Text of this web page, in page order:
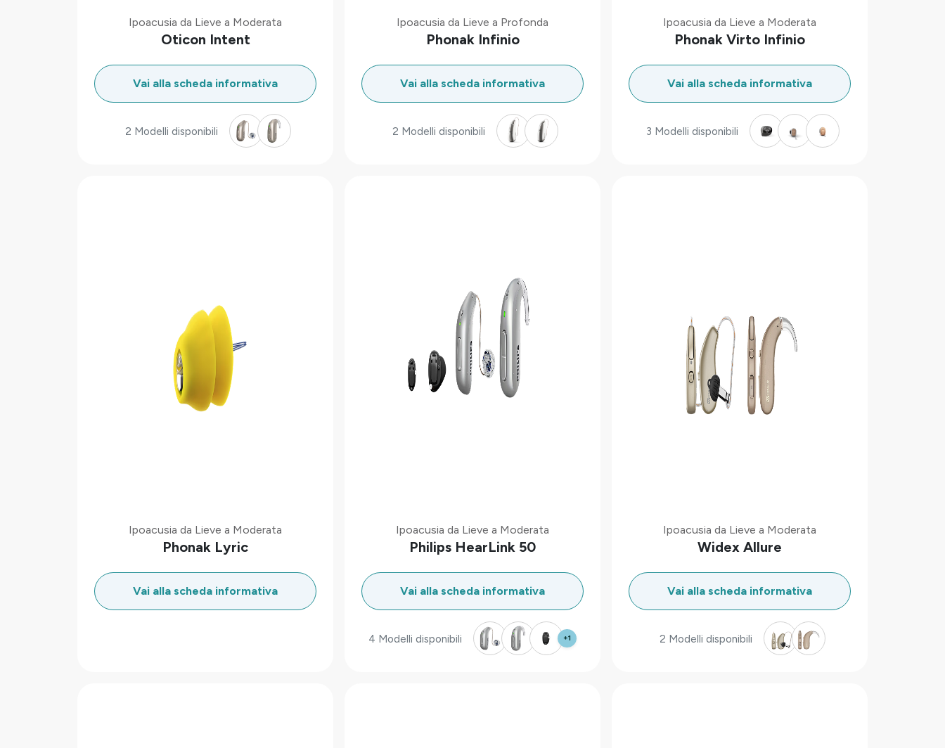
Ipoacusia da Lieve a Moderata
Oticon Intent
Vai alla scheda informativa
2 Modelli disponibili
Ipoacusia da Lieve a Profonda
Phonak Infinio
Vai alla scheda informativa
2 Modelli disponibili
Ipoacusia da Lieve a Moderata
Phonak Virto Infinio
Vai alla scheda informativa
3 Modelli disponibili
Ipoacusia da Lieve a Moderata
Phonak Lyric
Vai alla scheda informativa
Ipoacusia da Lieve a Moderata
Philips HearLink 50
Vai alla scheda informativa
4 Modelli disponibili +1
Ipoacusia da Lieve a Moderata
Widex Allure
Vai alla scheda informativa
2 Modelli disponibili